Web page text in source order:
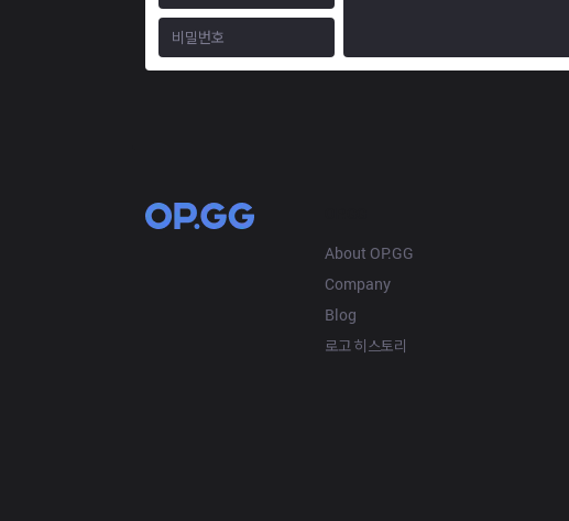
About OP.GG
Company
Blog
로고 히스토리